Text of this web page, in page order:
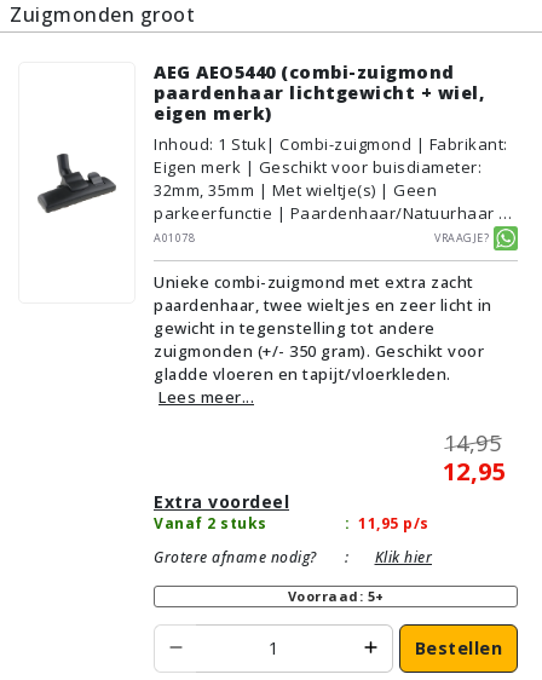
Zuigmonden groot
AEG AEO5440 (combi-zuigmond
paardenhaar lichtgewicht + wiel,
eigen merk)
Inhoud: 1 Stuk| Combi-zuigmond | Fabrikant:
Eigen merk | Geschikt voor buisdiameter:
32mm, 35mm | Met wieltje(s) | Geen
parkeerfunctie | Paardenhaar/Natuurhaar |
Voor droog gebruik | Breedte: 26cm | Zonder
verlichting | Zonder kliksysteem | Zwart |
Alternatief | Geschikt voor vloertype:
Plavuizen/Tegels, Parket/Laminaat,
PVC/Vinyl, Tapijt/Vloerbedekking
A01078 Vraagje?
Unieke combi-zuigmond met extra zacht
paardenhaar, twee wieltjes en zeer licht in
gewicht in tegenstelling tot andere
zuigmonden (+/- 350 gram). Geschikt voor
gladde vloeren en tapijt/vloerkleden.
Lees meer...
14,95
12,95
Extra voordeel
Vanaf 2 stuks : 11,95 p/s
Grotere afname nodig?
: Klik hier
Voorraad: 5+
Bestellen